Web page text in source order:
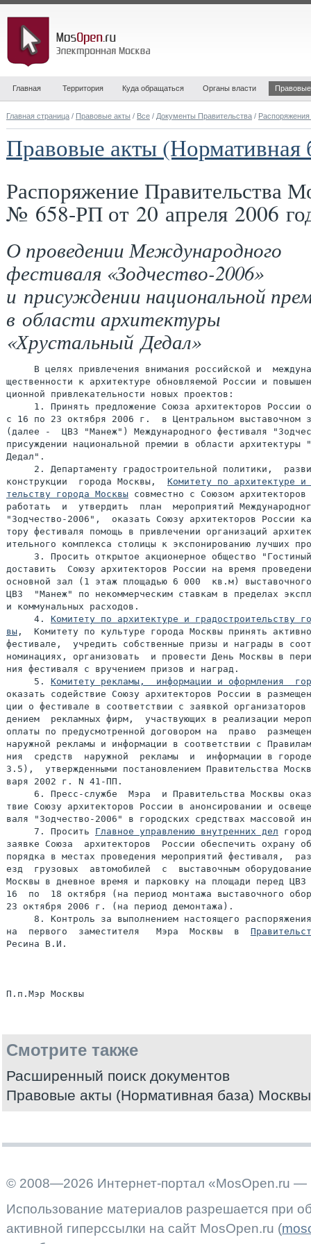
Главная Территория Куда обращаться Органы власти
Главная страница / Правовые акты / Все / Документы Правительства /
Правовые акты (Нормативная
Распоряжение Правительства
№ 658-РП от 20 апреля 2006
О проведении Международного
фестиваля «Зодчество-2006»
и присуждении национальной
в области архитектуры
«Хрустальный Дедал»
В целях привлечения внимания российской и
щественности к архитектуре обновляемой России и
ционной привлекательности новых проектов:
1. Принять предложение Союза архитекторов России
с 16 по 23 октября 2006 г.  в Центральном выставочном
(далее -  ЦВЗ "Манеж") Международного фестиваля
присуждении национальной премии в области архитектуры
Дедал".
2. Департаменту градостроительной политики,
конструкции  города Москвы, Комитету по архитектуре и
тельству города Москвы совместно с Союзом
работать  и  утвердить  план  мероприятий
"Зодчество-2006",  оказать Союзу архитекторов России
тору фестиваля помощь в привлечении организаций
ительного комплекса столицы к экспонированию лучших
3. Просить открытое акционерное общество
доставить  Союзу архитекторов России на время
основной зал (1 этаж площадью 6 000  кв.м)
ЦВЗ  "Манеж" по некоммерческим ставкам в пределах
и коммунальных расходов.
     4.
Комитету по архитектуре и градостроительству
вы ,  Комитету по культуре города Москвы принять
фестивале,  учредить собственные призы и награды в
номинациях, организовать  и провести День Москвы в
ния фестиваля с вручением призов и наград.
     5.
Комитету рекламы,  информации и оформления
оказать содействие Союзу архитекторов России в
ции о фестивале в соответствии с заявкой
дением  рекламных фирм,  участвующих в реализации
оплаты по предусмотренной договором на  право
наружной рекламы и информации в соответствии с
ния  средств  наружной  рекламы  и  информации в
3.5),  утвержденными постановлением Правительства
варя 2002 г. N 41-ПП.
6. Пресс-службе  Мэра  и Правительства Москвы
твие Союзу архитекторов России в анонсировании и
валя "Зодчество-2006" в городских средствах массовой
     7. Просить
Главное управлению внутренних дел
заявке Союза  архитекторов  России обеспечить охрану
порядка в местах проведения мероприятий фестиваля,
езд  грузовых  автомобилей  с  выставочным
Москвы в дневное время и парковку на площади перед
16  по  18 октября (на период монтажа выставочного
23 октября 2006 г. (на период демонтажа).
8. Контроль за выполнением настоящего
на  первого  заместителя   Мэра  Москвы  в
Ресина В.И.
Смотрите также
Расширенный поиск документов
Правовые акты (Нормативная база) Москвы
© 2008—2026 Интернет-портал «MosOpen.ru —
Использование материалов разрешается при
активной гиперссылки на сайт MosOpen.ru (